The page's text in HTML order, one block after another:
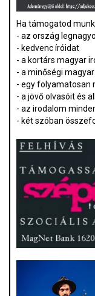
Ha támogatod
- az ország
- kedvenc íróidat
- a kortárs magyar
- a minőségi
- egy folyamatosan
- a jövő olvasóit és
- az irodalom
- két szóban